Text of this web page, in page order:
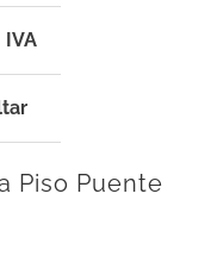
IVA
Piso Puente